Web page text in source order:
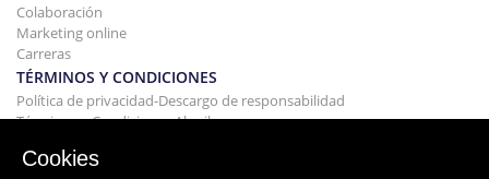
Colaboración
Marketing online
Carreras
TÉRMINOS Y CONDICIONES
Política de privacidad-Descargo de responsabilidad
Términos y Condiciones Alquileres
Proyectos
Cookies